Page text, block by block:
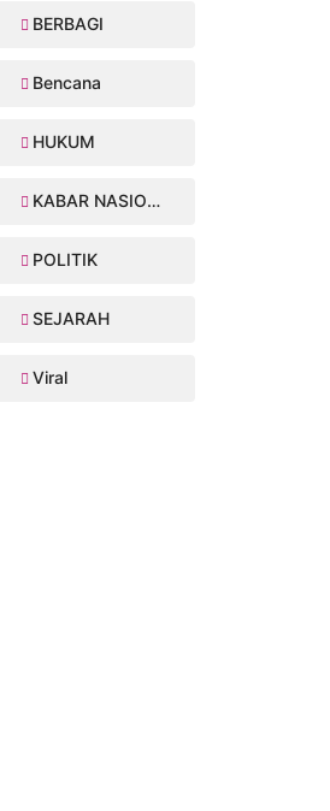
BERBAGI
Bencana
HUKUM
KABAR NASIONAL
POLITIK
SEJARAH
Viral